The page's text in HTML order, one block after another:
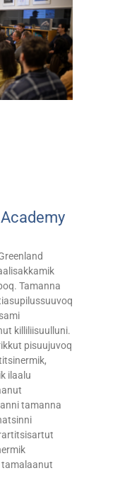
Tamanna
killiliisuulluni.
pisuujuvoq
ilaalu
tamanna